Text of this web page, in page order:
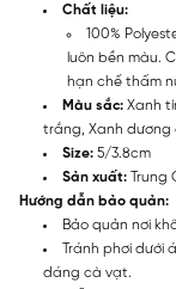
Chất liệu:
100%
luôn bền màu.
hạn chế thấm
Màu sắc: Xanh
trắng, Xanh dương
Size: 5/3.8cm
Sản xuất: Trung
Hướng dẫn bảo quản:
Bảo quản nơi
Tránh phơi dưới
dáng cà vạt.